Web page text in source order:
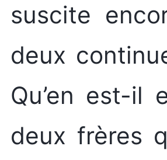
suscite
deux
Qu’en est-il
deux frères